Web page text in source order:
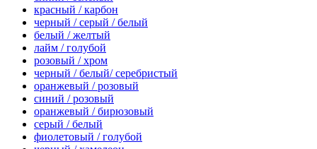
красный / карбон
черный / серый / белый
белый / желтый
лайм / голубой
розовый / хром
черный / белый/ серебристый
оранжевый / розовый
синий / розовый
оранжевый / бирюзовый
серый / белый
фиолетовый / голубой